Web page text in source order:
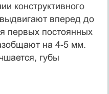
конструктивного
вперед до
первых постоянных
на 4-5 мм.
губы